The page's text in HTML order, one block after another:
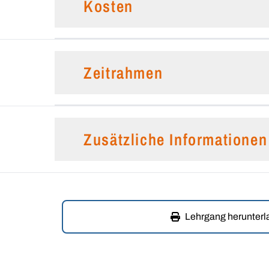
Kosten
Zeitrahmen
Zusätzliche Informationen
Lehrgang